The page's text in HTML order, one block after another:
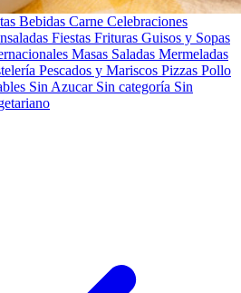
Bebidas Carne Celebraciones
Fiestas Frituras Guisos y Sopas
Masas Saladas Mermeladas
Pescados y Mariscos Pizzas Pollo
Sin Azucar Sin categoría Sin